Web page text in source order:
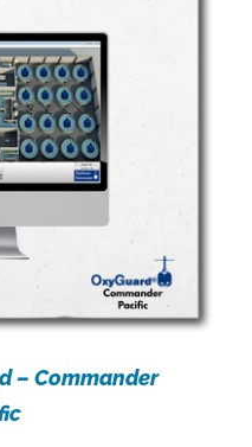
– Commander